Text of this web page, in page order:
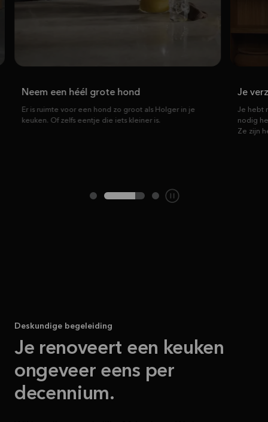
Neem een héél grote hond
Er is ruimte voor een hond zo groot als Holger in je
keuken. Of zelfs eentje die iets kleiner is.
Je
Je hebt
nodig
Ze zijn
Deskundige begeleiding
Je renoveert een keuken
ongeveer eens per
decennium.